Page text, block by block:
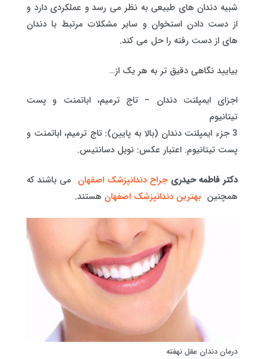
شبیه دندان های طبیعی به نظر می رسد و عملکردی دارد و
از دست دادن استخوان و سایر مشکلات مرتبط با دندان
های از دست رفته را حل می کند.
بیایید نگاهی دقیق تر به هر یک از…
اجزای ایمپلنت دندان – تاج ترمیم، اباتمنت و پست
تیتانیوم
3 جزء ایمپلنت دندان (بالا به پایین): تاج ترمیم، اباتمنت و
پست تیتانیوم. اعتبار عکس: نویل دسانتیس.
دکتر فاطمه حیدری جراح دندانپزشک اصفهان می باشند که
همچنین بهترین دندانپزشک اصفهان هستند.
درمان دندان عقل نهفته